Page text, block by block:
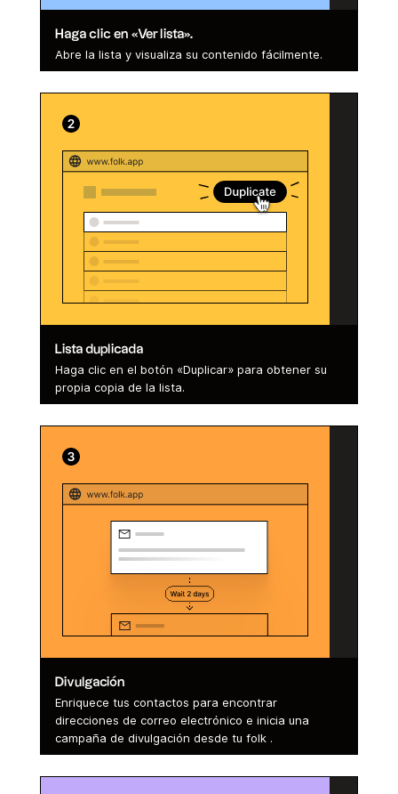
Haga clic en «Ver lista».
Abre la lista y visualiza su contenido fácilmente.
Lista duplicada
Haga clic en el botón «Duplicar» para obtener su
propia copia de la lista.
Divulgación
Enriquece tus contactos para encontrar
direcciones de correo electrónico e inicia una
campaña de divulgación desde tu folk .